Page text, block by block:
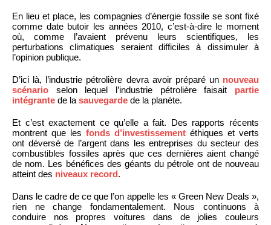
En lieu et place, les compagnies d’énergie fossile se sont fixé
comme date butoir les années 2010, c’est-à-dire le moment
où, comme l’avaient prévenu leurs scientifiques, les
perturbations climatiques seraient difficiles à dissimuler à
l’opinion publique.
D’ici là, l’industrie pétrolière devra avoir préparé un nouveau
scénario selon lequel l’industrie pétrolière faisait partie
intégrante de la sauvegarde de la planète.
Et c’est exactement ce qu’elle a fait. Des rapports récents
montrent que les fonds d’investissement éthiques et verts
ont déversé de l’argent dans les entreprises du secteur des
combustibles fossiles après que ces dernières aient changé
de nom. Les bénéfices des géants du pétrole ont de nouveau
atteint des niveaux record.
Dans le cadre de ce que l’on appelle les « Green New Deals »,
rien ne change fondamentalement. Nous continuons à
conduire nos propres voitures dans de jolies couleurs